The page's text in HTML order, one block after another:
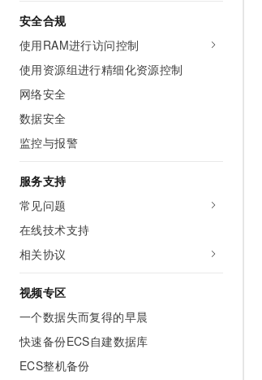
安全合规
使用RAM进行访问控制
使用资源组进行精细化资源控制
网络安全
数据安全
监控与报警
服务支持
常见问题
在线技术支持
相关协议
视频专区
一个数据失而复得的早晨
快速备份ECS自建数据库
ECS整机备份